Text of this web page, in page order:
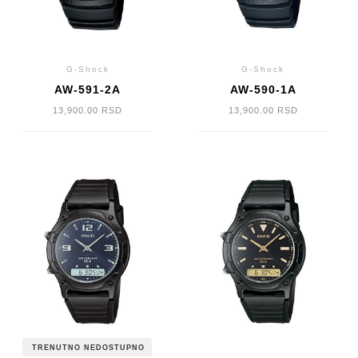
G-Shock
AW-591-2A
13,900.00 RSD
G-Shock
AW-590-1A
13,900.00 RSD
TRENUTNO NEDOSTUPNO